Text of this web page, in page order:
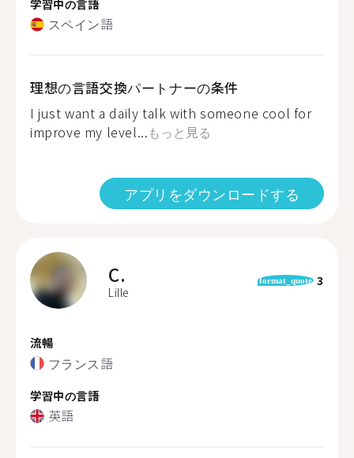
スペイン語
理想の言語交換パートナーの条件
I just want a daily talk with someone cool for
improve my level...もっと見る
アプリをダウンロードする
C.
Lille
format_quote 3
流暢
フランス語
学習中の言語
英語